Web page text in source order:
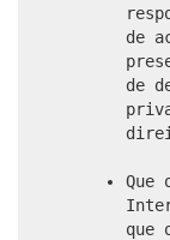
de
de
Que
que